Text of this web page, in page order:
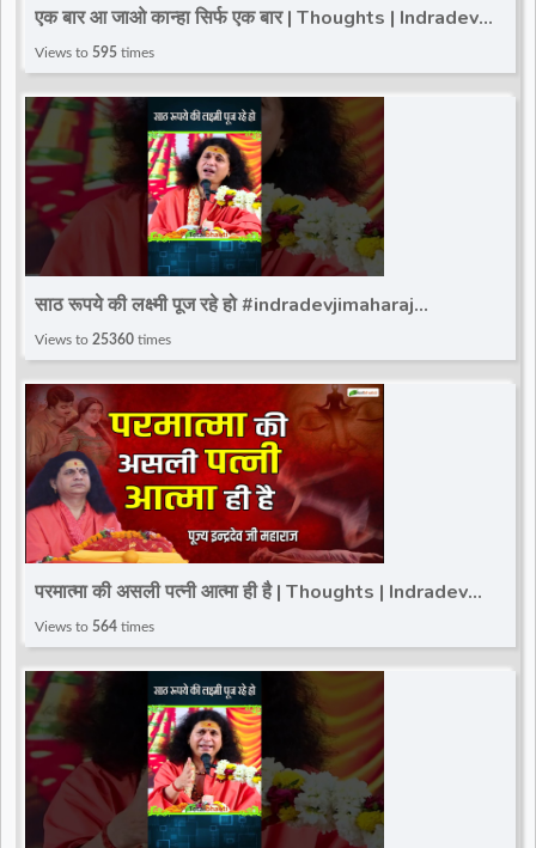
एक बार आ जाओ कान्हा सिर्फ एक बार | Thoughts | Indradev
Saraswati Ji Maharaj | Total Bhakti
Views to 595 times
साठ रूपये की लक्ष्मी पूज रहे हो #indradevjimaharaj
#totalbhakti #indradev_maharaj #viralreels
Views to 25360 times
परमात्मा की असली पत्नी आत्मा ही है | Thoughts | Indradev
Saraswati Ji Maharaj | Total Bhakti
Views to 564 times